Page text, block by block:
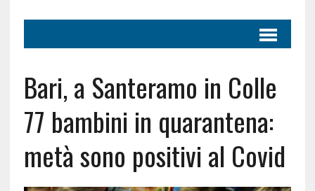
Bari, a Santeramo in Colle
77 bambini in quarantena:
metà sono positivi al Covid